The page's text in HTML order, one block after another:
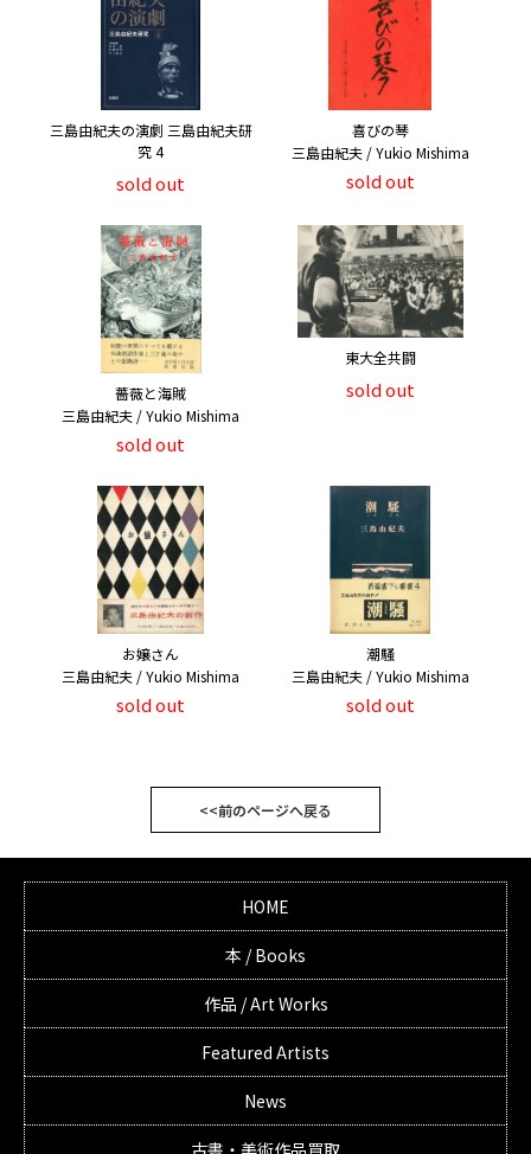
三島由紀夫の演劇 三島由紀夫研
究 4
sold out
喜びの琴
三島由紀夫 / Yukio Mishima
sold out
薔薇と海賊
三島由紀夫 / Yukio Mishima
sold out
東大全共闘
sold out
お嬢さん
三島由紀夫 / Yukio Mishima
sold out
潮騒
三島由紀夫 / Yukio Mishima
sold out
<<前のページへ戻る
HOME
本 / Books
作品 / Art Works
Featured Artists
News